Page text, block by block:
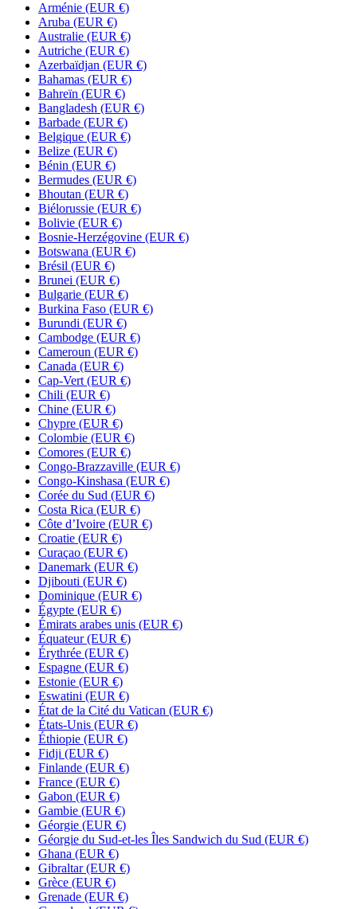
Arménie (EUR €)
Aruba (EUR €)
Australie (EUR €)
Autriche (EUR €)
Azerbaïdjan (EUR €)
Bahamas (EUR €)
Bahreïn (EUR €)
Bangladesh (EUR €)
Barbade (EUR €)
Belgique (EUR €)
Belize (EUR €)
Bénin (EUR €)
Bermudes (EUR €)
Bhoutan (EUR €)
Biélorussie (EUR €)
Bolivie (EUR €)
Bosnie-Herzégovine (EUR €)
Botswana (EUR €)
Brésil (EUR €)
Brunei (EUR €)
Bulgarie (EUR €)
Burkina Faso (EUR €)
Burundi (EUR €)
Cambodge (EUR €)
Cameroun (EUR €)
Canada (EUR €)
Cap-Vert (EUR €)
Chili (EUR €)
Chine (EUR €)
Chypre (EUR €)
Colombie (EUR €)
Comores (EUR €)
Congo-Brazzaville (EUR €)
Congo-Kinshasa (EUR €)
Corée du Sud (EUR €)
Costa Rica (EUR €)
Côte d’Ivoire (EUR €)
Croatie (EUR €)
Curaçao (EUR €)
Danemark (EUR €)
Djibouti (EUR €)
Dominique (EUR €)
Égypte (EUR €)
Émirats arabes unis (EUR €)
Équateur (EUR €)
Érythrée (EUR €)
Espagne (EUR €)
Estonie (EUR €)
Eswatini (EUR €)
État de la Cité du Vatican (EUR €)
États-Unis (EUR €)
Éthiopie (EUR €)
Fidji (EUR €)
Finlande (EUR €)
France (EUR €)
Gabon (EUR €)
Gambie (EUR €)
Géorgie (EUR €)
Géorgie du Sud-et-les Îles Sandwich du Sud (EUR €)
Ghana (EUR €)
Gibraltar (EUR €)
Grèce (EUR €)
Grenade (EUR €)